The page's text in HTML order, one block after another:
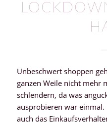
Unbeschwert shoppen
ganzen Weile nicht mehr
schlendern, da was
ausprobieren war einmal.
auch das